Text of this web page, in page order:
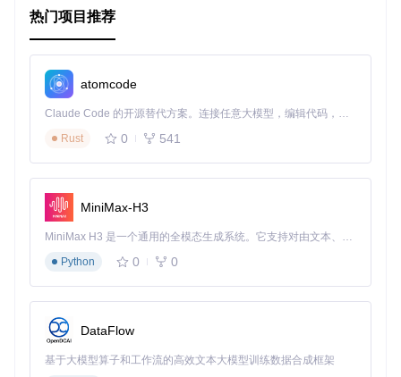
热门项目推荐
atomcode
Claude Code 的开源替代方案。连接任意大模型，编辑代码，运行命令，自动验证 — 全自动执行。用 Rust 构建，极致性能。 ｜ An open-source alternative to Claude Code. Connect any LLM, edit code, run commands, and verify changes — autonomously. Built in Rust for speed. Get Started
Rust
0 541
MiniMax-H3
MiniMax H3 是一个通用的全模态生成系统。它支持对由文本、图像、视频和音频组成的多模态上下文进行统一理解，并能生成分辨率高达 2K、时长可达 15 秒的带原生立体声音频的视频。得益于面向任务泛化的系统设计，H3 在预训练阶段就已具备广泛的多模态上下文理解与生成能力，能够出色地执行复杂的多模态指令。
Python
0 0
DataFlow
基于大模型算子和工作流的高效文本大模型训练数据合成框架